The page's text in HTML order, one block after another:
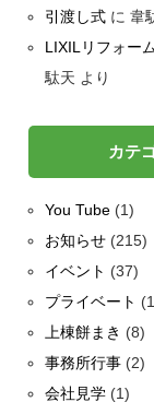
引渡し式 に 韋
LIXILリフォー
駄天 より
カテ
You Tube (1)
お知らせ (215)
イベント (37)
プライベート
上棟餅まき (8)
事務所行事 (2)
会社見学 (1)